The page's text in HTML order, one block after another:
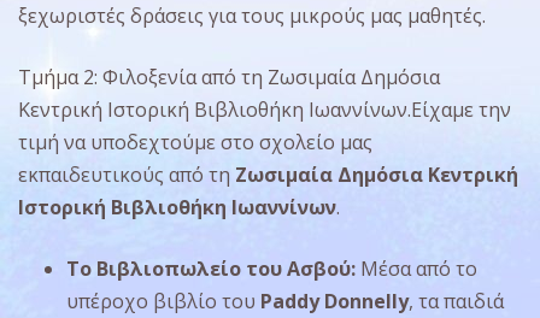
ξεχωριστές δράσεις για τους μικρούς μας μαθητές.
Τμήμα 2: Φιλοξενία από τη Ζωσιμαία Δημόσια
Κεντρική Ιστορική Βιβλιοθήκη Ιωαννίνων.Είχαμε την
τιμή να υποδεχτούμε στο σχολείο μας
εκπαιδευτικούς από τη Ζωσιμαία Δημόσια Κεντρική
Ιστορική Βιβλιοθήκη Ιωαννίνων.
Το Βιβλιοπωλείο του Ασβού: Μέσα από το
υπέροχο βιβλίο του Paddy Donnelly, τα παιδιά